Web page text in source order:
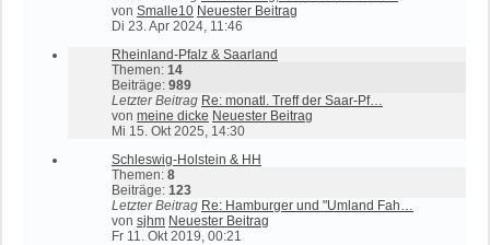
von Smalle10 Neuester Beitrag
Di 23. Apr 2024, 11:46
Rheinland-Pfalz & Saarland
Themen: 14
Beiträge: 989
Letzter Beitrag Re: monatl. Treff der Saar-Pf…
von meine dicke Neuester Beitrag
Mi 15. Okt 2025, 14:30
Schleswig-Holstein & HH
Themen: 8
Beiträge: 123
Letzter Beitrag Re: Hamburger und "Umland Fah…
von sjhm Neuester Beitrag
Fr 11. Okt 2019, 00:21